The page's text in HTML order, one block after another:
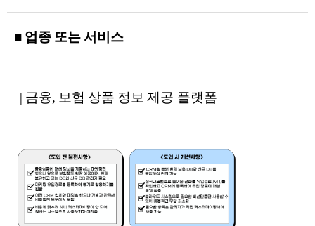
■ 업종 또는 서비스
| 금융, 보험 상품 정보 제공 플랫폼